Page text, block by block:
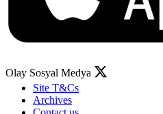
Olay Sosyal Medya
Site T&Cs
Archives